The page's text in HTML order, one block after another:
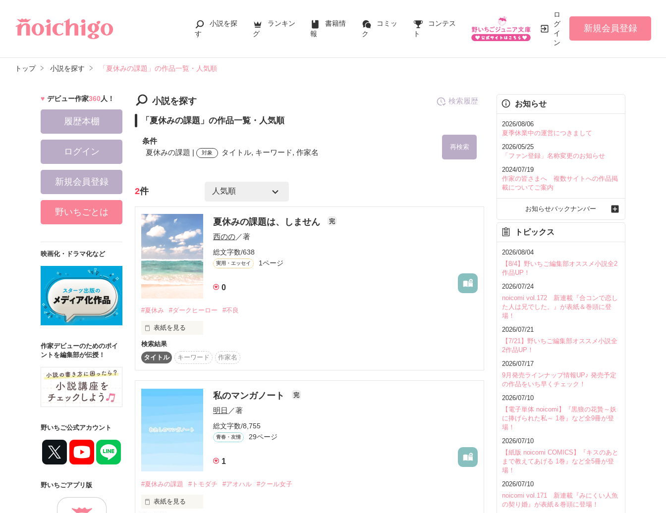
小説を探
す
ランキン
グ
書籍情
報
コミッ
ク
コンテス
ト
ロ
グ
イ
ン
新規会員登録
トップ 小説を探す 「夏休みの課題」の作品一覧・人気順
小説を探す
「夏休みの課題」の作品一覧・人気順
条件
夏休みの課題 |
対象 タイトル, キーワード, 作家名
再検索
を含む
詳しく検索
検索対象
タイトル
ジャンル
ステータス
全て
完結
中編 短編
復刻！夏の野いちごビギナーズ応援コンテスト～中・長編チャレンジ！～
200文字でゾッ！こわい短編コンテスト
検索履歴
2件
夏休みの課題は、しません 完
西のの／著
総文字数/638
実用・エッセイ 1ページ
0
#夏休み #ダークヒーロー #不良
表紙を見る
ごめん。
さっきの演出を入れた実話、怖がらせたかもしれません。
心配だから、「一言感想」で「怖い」という苦情がきてないかチェックしましたが、なぜか、きてませ
今日も、親から充分な食事を用意されなくて、寝てしまいました。
だって、僕は、こんなバカのはずがない（リカバリーカバヒコ　青山美智子さん、表紙は合田里美（ご
うださとみ）さん）
検索結果
タイトル
キーワード 作家名
私のマンガノート 完
明日 ／著
総文字数/8,755
青春・友情 29ページ
1
#夏休みの課題 #トモダチ #アオハル #クール女子
表紙を見る
デビュー作家360人！
履歴本棚
ログイン
新規会員登録
野いちごとは
映画化・ドラマ化など
作家デビューのためのポイ
ントを編集部が伝授！
野いちご公式アカウント
野いちごアプリ版
お知らせ
2026/08/06
夏季休業中の運営につきまして
2026/05/25
「ファン登録」名称変更のお知らせ
2024/07/19
作家の皆さまへ 複数サイトへの作品掲
載についてご案内
お知らせバックナンバー
トピックス
2026/08/04
【8/4】野いちご編集部オススメ小説全2
作品UP！
2026/07/24
noicomi vol.172 新連載『合コンで恋し
た人は兄でした。』が表紙＆巻頭に登
場！
2026/07/21
【7/21】野いちご編集部オススメ小説全
2作品UP！
2026/07/17
9月発売ラインナップ情報UP♪ 発売予定
の作品をいち早くチェック！
2026/07/10
【電子単体 noicomi】『黒狼の花贄～妖
に捧げられた私～ 1巻』など全9冊が登
場！
2026/07/10
【紙版 noicomi COMICS】『キスのあと
まで教えてあげる 1巻』など全5冊が登
場！
2026/07/10
noicomi vol.171 新連載『みにくい人魚
の契り婚』が表紙＆巻頭に登場！